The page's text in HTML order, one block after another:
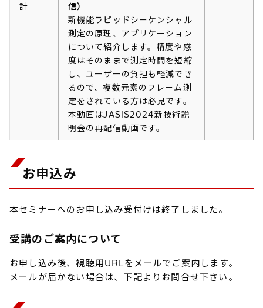
計
信）
新機能ラピッドシーケンシャル
測定の原理、アプリケーション
について紹介します。精度や感
度はそのままで測定時間を短縮
し、ユーザーの負担も軽減でき
るので、複数元素のフレーム測
定をされている方は必見です。
本動画はJASIS2024新技術説
明会の再配信動画です。
お申込み
本セミナーへのお申し込み受付けは終了しました。
受講のご案内について
お申し込み後、視聴用URLをメールでご案内します。
メールが届かない場合は、下記よりお問合せ下さい。